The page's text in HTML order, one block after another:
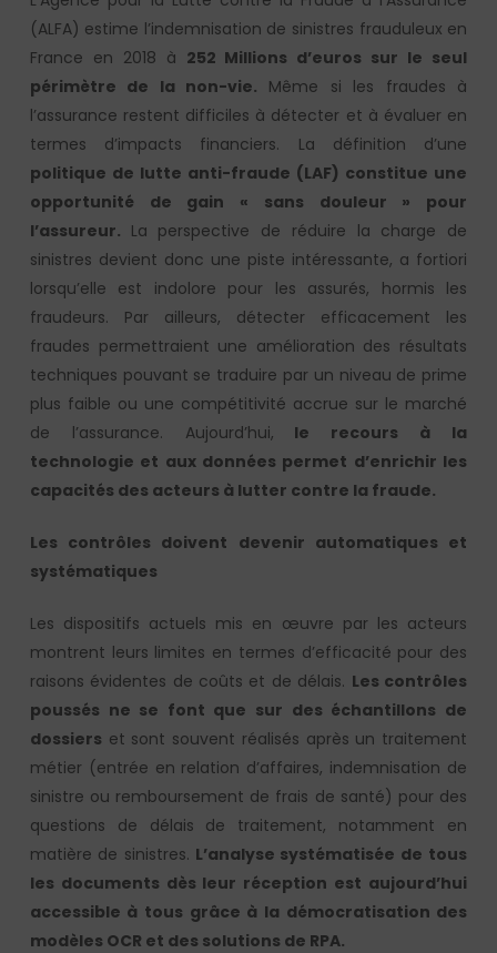
(ALFA) estime l’indemnisation de sinistres frauduleux en
France en 2018 à 252 Millions d’euros sur le seul
périmètre de la non-vie. Même si les fraudes à
l’assurance restent difficiles à détecter et à évaluer en
termes d’impacts financiers. La définition d’une
politique de lutte anti-fraude (LAF) constitue une
opportunité de gain « sans douleur » pour
l’assureur. La perspective de réduire la charge de
sinistres devient donc une piste intéressante, a fortiori
lorsqu’elle est indolore pour les assurés, hormis les
fraudeurs. Par ailleurs, détecter efficacement les
fraudes permettraient une amélioration des résultats
techniques pouvant se traduire par un niveau de prime
plus faible ou une compétitivité accrue sur le marché
de l’assurance. Aujourd’hui, le recours à la
technologie et aux données permet d’enrichir les
capacités des acteurs à lutter contre la fraude.
Les contrôles doivent devenir automatiques et
systématiques
Les dispositifs actuels mis en œuvre par les acteurs
montrent leurs limites en termes d’efficacité pour des
raisons évidentes de coûts et de délais. Les contrôles
poussés ne se font que sur des échantillons de
dossiers et sont souvent réalisés après un traitement
métier (entrée en relation d’affaires, indemnisation de
sinistre ou remboursement de frais de santé) pour des
questions de délais de traitement, notamment en
matière de sinistres. L’analyse systématisée de tous
les documents dès leur réception est aujourd’hui
accessible à tous grâce à la démocratisation des
modèles OCR et des solutions de RPA.